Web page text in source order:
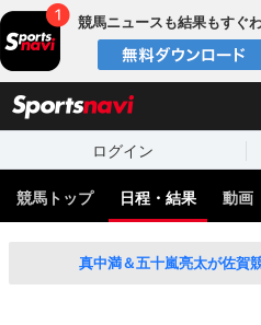
競馬ニュースも結果もすぐ
ログイン
競馬トップ 日程・結果 動画
真中満＆五十嵐亮太が佐賀